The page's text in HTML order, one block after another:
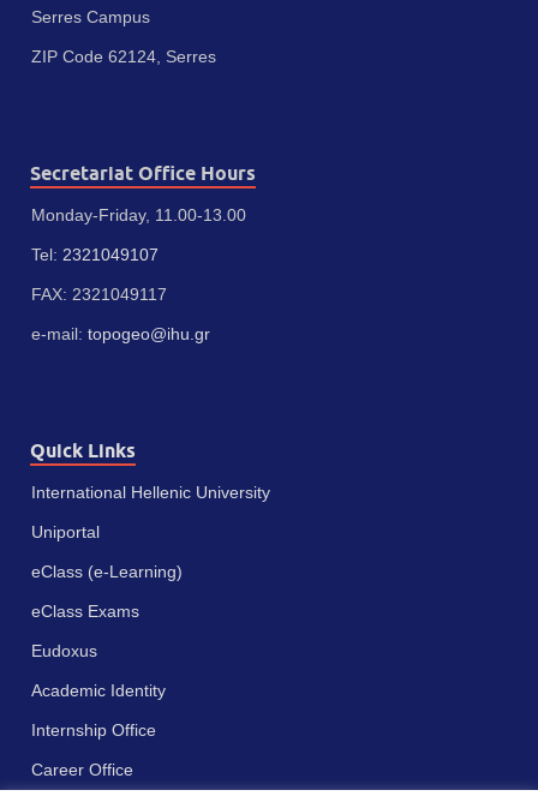
Serres Campus
ZIP Code 62124, Serres
Secretariat Office Hours
Monday-Friday, 11.00-13.00
Tel: 2321049107
FAX: 2321049117
e-mail: topogeo@ihu.gr
Quick Links
International Hellenic University
Uniportal
eClass (e-Learning)
eClass Exams
Eudoxus
Academic Identity
Internship Office
Career Office